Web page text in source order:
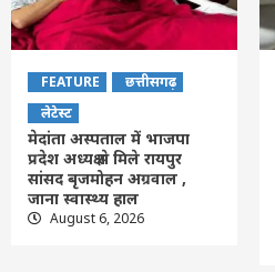
FEATURE
छत्तीसगढ़
लेटेस्ट
मेदांता अस्पताल में भाजपा
प्रदेश अध्यक्ष से मिले रायपुर
सांसद बृजमोहन अग्रवाल ,
जाना स्वास्थ्य हाल
August 6, 2026